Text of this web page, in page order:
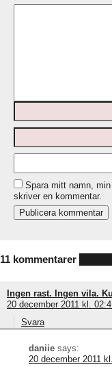
Spara mitt namn,
skriver en kommentar.
11 kommentarer
Ingen rast. Ingen vila.
20 december 2011 kl.
Svara
daniie says:
20 december 2011